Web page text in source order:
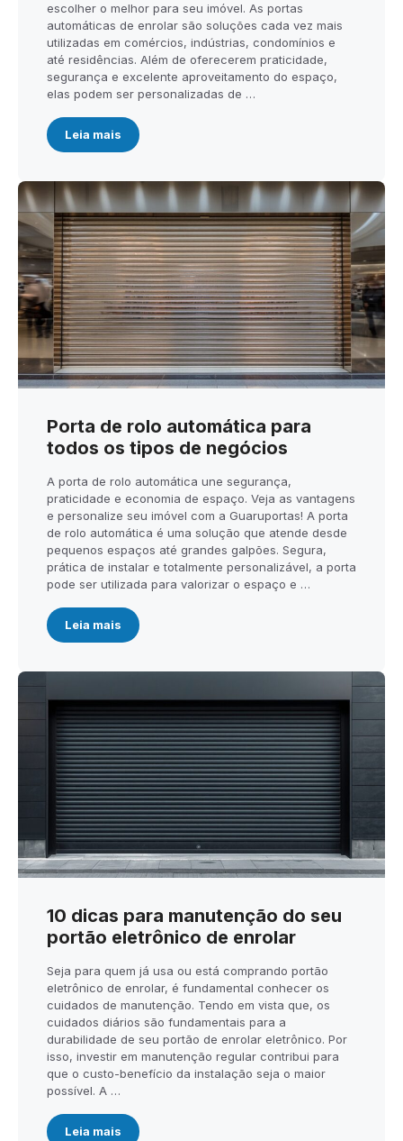
escolher o melhor para seu imóvel. As portas
automáticas de enrolar são soluções cada vez mais
utilizadas em comércios, indústrias, condomínios e
até residências. Além de oferecerem praticidade,
segurança e excelente aproveitamento do espaço,
elas podem ser personalizadas de …
Leia mais
Porta de rolo automática para
todos os tipos de negócios
A porta de rolo automática une segurança,
praticidade e economia de espaço. Veja as vantagens
e personalize seu imóvel com a Guaruportas! A porta
de rolo automática é uma solução que atende desde
pequenos espaços até grandes galpões. Segura,
prática de instalar e totalmente personalizável, a porta
pode ser utilizada para valorizar o espaço e …
Leia mais
10 dicas para manutenção do seu
portão eletrônico de enrolar
Seja para quem já usa ou está comprando portão
eletrônico de enrolar, é fundamental conhecer os
cuidados de manutenção. Tendo em vista que, os
cuidados diários são fundamentais para a
durabilidade de seu portão de enrolar eletrônico. Por
isso, investir em manutenção regular contribui para
que o custo-benefício da instalação seja o maior
possível. A …
Leia mais